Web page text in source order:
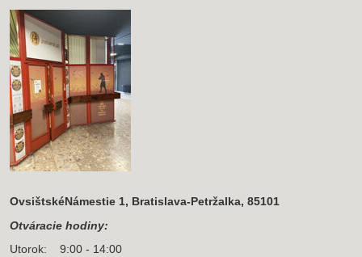
OvsištskéNámestie 1, Bratislava-Petržalka, 85101
Otváracie hodiny:
Utorok: 9:00 - 14:00